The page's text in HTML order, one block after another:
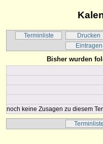
Terminliste Drucken
Eintragen
Bisher wurden
noch keine Zusagen zu diesem
Terminliste